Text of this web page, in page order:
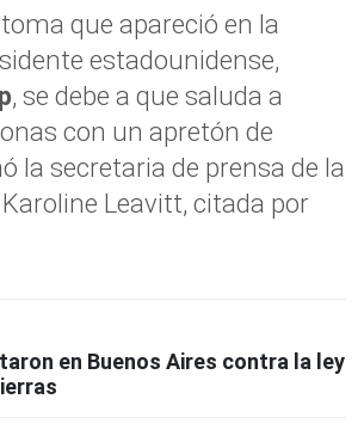
que apareció en la
estadounidense,
, se debe a que saluda a
con un apretón de
la secretaria de prensa de la
Leavitt, citada por
en Buenos Aires contra la ley